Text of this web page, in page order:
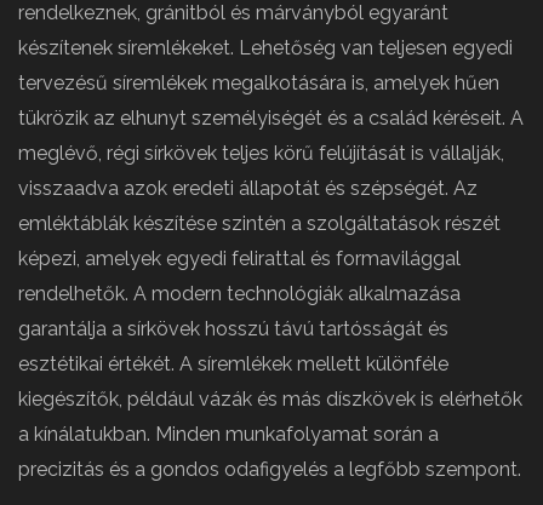
rendelkeznek, gránitból és márványból egyaránt
készítenek síremlékeket. Lehetőség van teljesen egyedi
tervezésű síremlékek megalkotására is, amelyek hűen
tükrözik az elhunyt személyiségét és a család kéréseit. A
meglévő, régi sírkövek teljes körű felújítását is vállalják,
visszaadva azok eredeti állapotát és szépségét. Az
emléktáblák készítése szintén a szolgáltatások részét
képezi, amelyek egyedi felirattal és formavilággal
rendelhetők. A modern technológiák alkalmazása
garantálja a sírkövek hosszú távú tartósságát és
esztétikai értékét. A síremlékek mellett különféle
kiegészítők, például vázák és más díszkövek is elérhetők
a kínálatukban. Minden munkafolyamat során a
precizitás és a gondos odafigyelés a legfőbb szempont.